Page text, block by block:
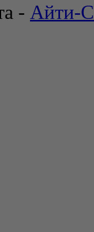
- Айти-